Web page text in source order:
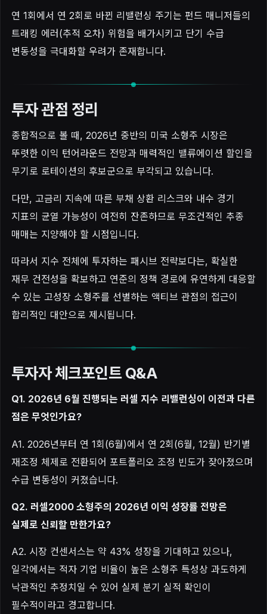
연 1회에서 연 2회로 바뀐 리밸런싱 주기는 펀드 매니저들의
트래킹 에러(추적 오차) 위험을 배가시키고 단기 수급
변동성을 극대화할 우려가 존재합니다.
투자 관점 정리
종합적으로 볼 때, 2026년 중반의 미국 소형주 시장은
뚜렷한 이익 턴어라운드 전망과 매력적인 밸류에이션 할인을
무기로 로테이션의 후보군으로 부각되고 있습니다.
다만, 고금리 지속에 따른 부채 상환 리스크와 내수 경기
지표의 균열 가능성이 여전히 잔존하므로 무조건적인 추종
매매는 지양해야 할 시점입니다.
따라서 지수 전체에 투자하는 패시브 전략보다는, 확실한
재무 건전성을 확보하고 연준의 정책 경로에 유연하게 대응할
수 있는 고성장 소형주를 선별하는 액티브 관점의 접근이
합리적인 대안으로 제시됩니다.
투자자 체크포인트 Q&A
Q1. 2026년 6월 진행되는 러셀 지수 리밸런싱이 이전과 다른
점은 무엇인가요?
A1. 2026년부터 연 1회(6월)에서 연 2회(6월, 12월) 반기별
재조정 체제로 전환되어 포트폴리오 조정 빈도가 잦아졌으며
수급 변동성이 커졌습니다.
Q2. 러셀2000 소형주의 2026년 이익 성장률 전망은
실제로 신뢰할 만한가요?
A2. 시장 컨센서스는 약 43% 성장을 기대하고 있으나,
일각에서는 적자 기업 비율이 높은 소형주 특성상 과도하게
낙관적인 추정치일 수 있어 실제 분기 실적 확인이
필수적이라고 경고합니다.